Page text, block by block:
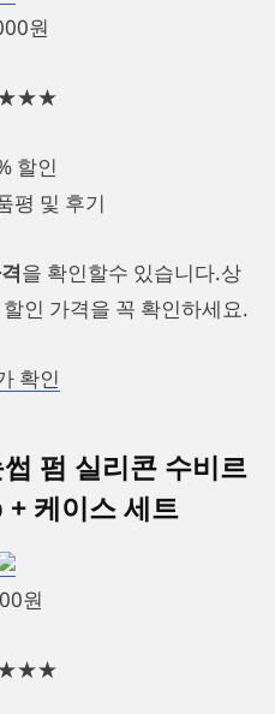
원
할인
평 및 후기
을 확인할수 있습니다.상
인 가격을 꼭 확인하세요.
확인
펌 실리콘 수비르
케이스 세트
원